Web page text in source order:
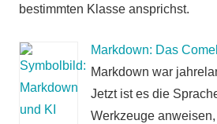
bestimmten Klasse ansprichst.
Markdown: Das
Markdown war
Jetzt ist es die
Werkzeuge